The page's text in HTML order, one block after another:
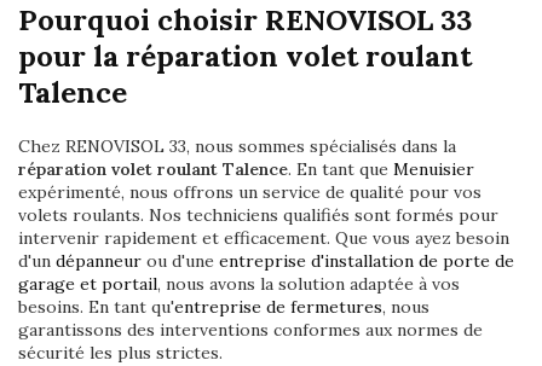
Pourquoi choisir RENOVISOL 33
pour la réparation volet roulant
Talence
Chez RENOVISOL 33, nous sommes spécialisés dans la
réparation volet roulant Talence. En tant que Menuisier
expérimenté, nous offrons un service de qualité pour vos
volets roulants. Nos techniciens qualifiés sont formés pour
intervenir rapidement et efficacement. Que vous ayez besoin
d'un dépanneur ou d'une entreprise d'installation de porte de
garage et portail, nous avons la solution adaptée à vos
besoins. En tant qu'entreprise de fermetures, nous
garantissons des interventions conformes aux normes de
sécurité les plus strictes.